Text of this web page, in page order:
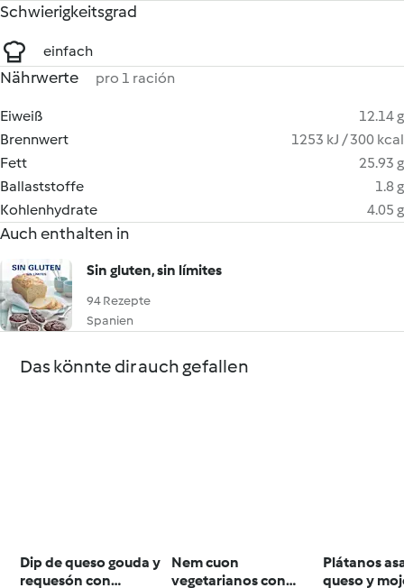
Schwierigkeitsgrad
einfach
Nährwerte pro 1 ración
Eiweiß
12.14 g
Brennwert
1253 kJ / 300 kcal
Fett
25.93 g
Ballaststoffe
1.8 g
Kohlenhydrate
4.05 g
Auch enthalten in
Sin gluten, sin límites
94 Rezepte
Spanien
Das könnte dir auch gefallen
Dip de queso gouda y
requesón con
Nem cuon
vegetarianos con
Plátanos
queso y